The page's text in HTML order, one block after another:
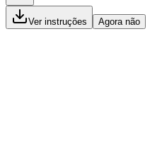
Ver instruções Agora não